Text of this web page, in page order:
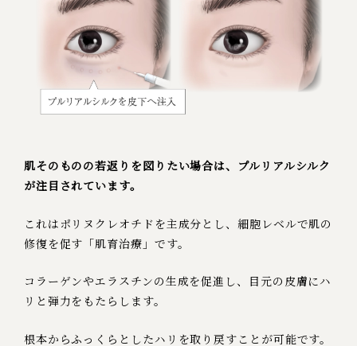
肌そのものの若返りを図りたい場合は、プルリアルシルク
が注目されています。
これはポリヌクレオチドを主成分とし、細胞レベルで肌の
修復を促す「肌育治療」です。
コラーゲンやエラスチンの生成を促進し、目元の皮膚にハ
リと弾力をもたらします。
根本からふっくらとしたハリを取り戻すことが可能です。